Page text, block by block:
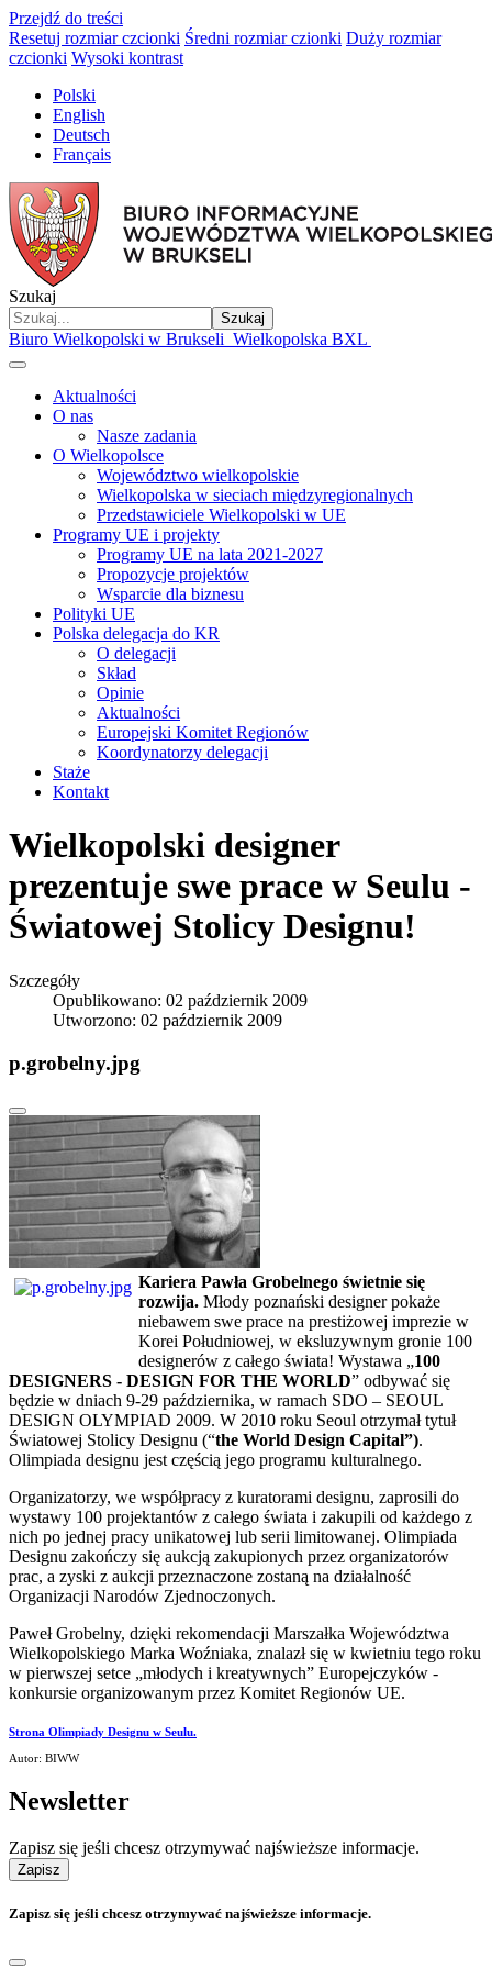
Przejdź do treści
Resetuj rozmiar czcionki Średni rozmiar czionki Duży rozmiar
czcionki Wysoki kontrast
Polski
English
Deutsch
Français
Szukaj
Szukaj
Biuro Wielkopolski w Brukseli Wielkopolska BXL
Aktualności
O nas
Nasze zadania
O Wielkopolsce
Województwo wielkopolskie
Wielkopolska w sieciach międzyregionalnych
Przedstawiciele Wielkopolski w UE
Programy UE i projekty
Programy UE na lata 2021-2027
Propozycje projektów
Wsparcie dla biznesu
Polityki UE
Polska delegacja do KR
O delegacji
Skład
Opinie
Aktualności
Europejski Komitet Regionów
Koordynatorzy delegacji
Staże
Kontakt
Wielkopolski designer
prezentuje swe prace w Seulu -
Światowej Stolicy Designu!
Szczegóły
Opublikowano: 02 październik 2009
Utworzono: 02 październik 2009
p.grobelny.jpg
Kariera Pawła Grobelnego świetnie się
rozwija. Młody poznański designer pokaże
niebawem swe prace na prestiżowej imprezie w
Korei Południowej, w eksluzywnym gronie 100
designerów z całego świata! Wystawa „100
DESIGNERS - DESIGN FOR THE WORLD” odbywać się
będzie w dniach 9-29 października, w ramach SDO – SEOUL
DESIGN OLYMPIAD 2009. W 2010 roku Seoul otrzymał tytuł
Światowej Stolicy Designu (“the World Design Capital”).
Olimpiada designu jest częścią jego programu kulturalnego.
Organizatorzy, we współpracy z kuratorami designu, zaprosili do
wystawy 100 projektantów z całego świata i zakupili od każdego z
nich po jednej pracy unikatowej lub serii limitowanej. Olimpiada
Designu zakończy się aukcją zakupionych przez organizatorów
prac, a zyski z aukcji przeznaczone zostaną na działalność
Organizacji Narodów Zjednoczonych.
Paweł Grobelny, dzięki rekomendacji Marszałka Województwa
Wielkopolskiego Marka Woźniaka, znalazł się w kwietniu tego roku
w pierwszej setce „młodych i kreatywnych” Europejczyków -
konkursie organizowanym przez Komitet Regionów UE.
Strona Olimpiady Designu w Seulu.
Autor: BIWW
Newsletter
Zapisz się jeśli chcesz otrzymywać najświeższe informacje.
Zapisz
Zapisz się jeśli chcesz otrzymywać najświeższe informacje.